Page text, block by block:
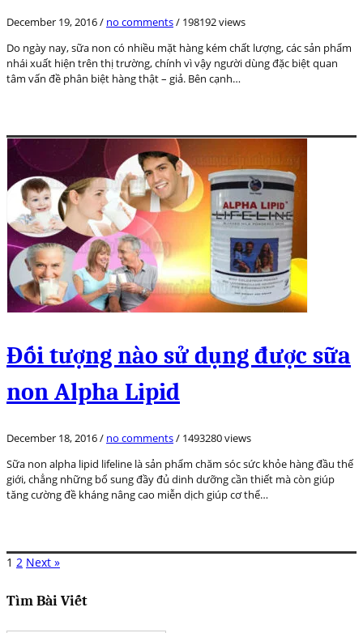
December 19, 2016/ no comments/ 198192 views
Do ngày nay, sữa non có nhiều mặt hàng kém chất lượng, các sản phẩm
nhái xuất hiện trên thị trường, chính vì vậy người dùng đặc biệt quan
tâm vấn đề phân biệt hàng thật – giả. Bên cạnh…
Đối tượng nào sử dụng được sữa
non Alpha Lipid
December 18, 2016/ no comments/ 1493280 views
Sữa non alpha lipid lifeline là sản phẩm chăm sóc sức khỏe hàng đầu thế
giới, chẳng những bổ sung đầy đủ dinh dưỡng cần thiết mà còn giúp
tăng cường đề kháng nâng cao miễn dịch giúp cơ thể…
1 2 Next »
Tìm Bài Viết